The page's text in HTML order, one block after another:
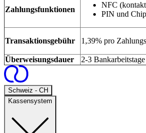
Zahlungsfunktionen
NFC
PIN und Chip
Transaktionsgebühr 1,39% pro
Überweisungsdauer 2-3 Bankarbeitstage
Schweiz - CHOpen
Kassensystem